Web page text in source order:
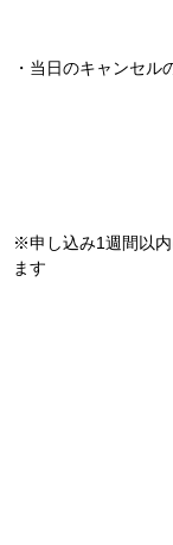
・当日のキャンセル
※申し込み1週間以
ます